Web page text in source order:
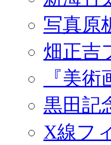
写真原
畑正吉
『美
黒田記
X線フ